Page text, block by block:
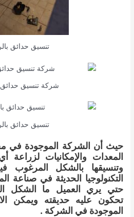
تنسيق حدائق
شركة تنسيق
تنسيق حدائق
حيث أن الشركة الموجودة في
المعدات والإمكانيات
وتنسيقها بالشكل المرغوب
التكنولوجيا الحديثة في صناعة
حتي يري العميل ما الشكل
تحكون عليه حديقته ويمكن
الموجودة في الشركة .